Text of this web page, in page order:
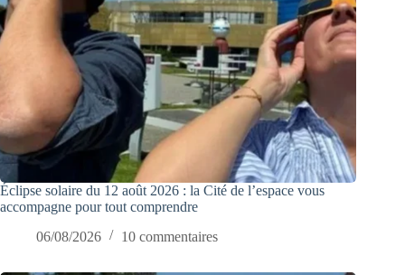
Éclipse solaire du 12 août 2026 : la Cité de l’espace vous
accompagne pour tout comprendre
06/08/2026
10 commentaires